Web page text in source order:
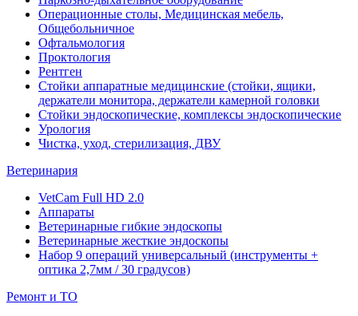
Операционные столы, Медицинская мебель,
Общебольничное
Офтальмология
Проктология
Рентген
Стойки аппаратные медицинские (стойки, ящики,
держатели монитора, держатели камерной головки
Стойки эндоскопические, комплексы эндоскопические
Урология
Чистка, уход, стерилизация, ДВУ
Ветеринария
VetCam Full HD 2.0
Аппараты
Ветеринарные гибкие эндоскопы
Ветеринарные жесткие эндоскопы
Набор 9 операций универсальный (инструменты +
оптика 2,7мм / 30 градусов)
Ремонт и ТО